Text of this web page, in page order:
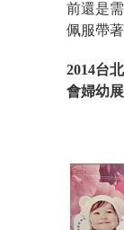
前還是
佩服帶
2014台
會婦幼